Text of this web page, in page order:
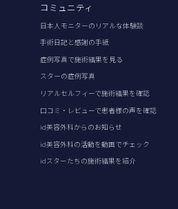
コミュニティ
日本人モニターのリアルな体験談
手術日記と感謝の手紙
症例写真で施術結果を見る
スターの症例写真
リアルセルフィーで施術結果を確認
口コミ・レビューで患者様の声を確認
id美容外科からのお知らせ
id美容外科の活動を動画でチェック
idスターたちの施術結果を紹介